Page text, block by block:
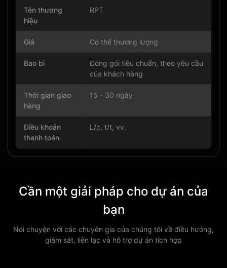
Tên thương
hiệu
RPT
Giá Có thể thương lượng
Bao bì
Đóng gói tiêu chuẩn, theo yêu cầu
của khách hàng
Thời gian giao
hàng
15 - 30 ngày
Điều khoản
thanh toán
L/c, t/t, vv.
Cần một giải pháp cho dự án của
bạn
Nói chuyện với các chuyên gia của chúng tôi về điều hướng,
giám sát, liên lạc và hỗ trợ dự án tích hợp